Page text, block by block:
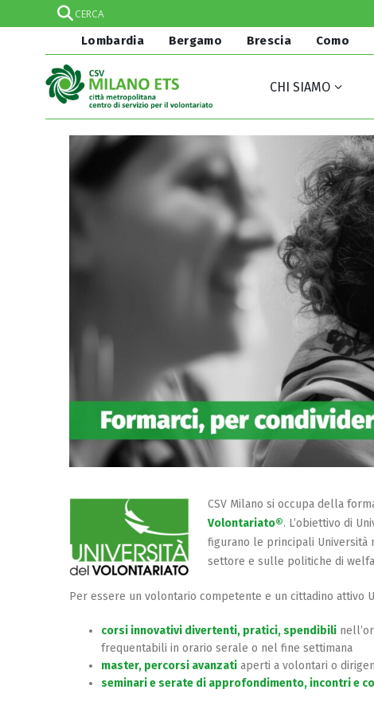
Lombardia Bergamo Brescia Como
CHI SIAMO
CSV Milano si occupa della
Volontariato®. L’obiettivo di
figurano le principali Università
settore e sulle politiche di
Per essere un volontario competente e un cittadino attivo
corsi innovativi divertenti, pratici, spendibili
frequentabili in orario serale o nel fine settimana
master, percorsi avanzati aperti a volontari o
seminari e serate di approfondimento, incontri e